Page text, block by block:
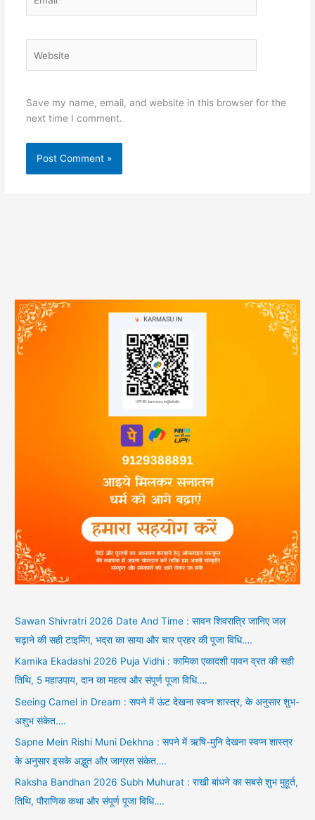
Save my name, email, and website in this browser for the
next time I comment.
Sawan Shivratri 2026 Date And Time : सावन शिवरात्रि जानिए जल
चढ़ाने की सही टाइमिंग, भद्रा का साया और चार प्रहर की पूजा विधि….
Kamika Ekadashi 2026 Puja Vidhi : कामिका एकादशी पावन व्रत की सही
तिथि, 5 महाउपाय, दान का महत्व और संपूर्ण पूजा विधि….
Seeing Camel in Dream : सपने में ऊंट देखना स्वप्न शास्त्र, के अनुसार शुभ-
अशुभ संकेत….
Sapne Mein Rishi Muni Dekhna : सपने में ऋषि-मुनि देखना स्वप्न शास्त्र
के अनुसार इसके अद्भुत और जाग्रत संकेत….
Raksha Bandhan 2026 Subh Muhurat : राखी बांधने का सबसे शुभ मुहूर्त,
तिथि, पौराणिक कथा और संपूर्ण पूजा विधि….